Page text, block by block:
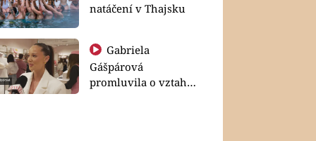
natáčení v Thajsku
Gabriela
Gášpárová
promluvila o vztahu